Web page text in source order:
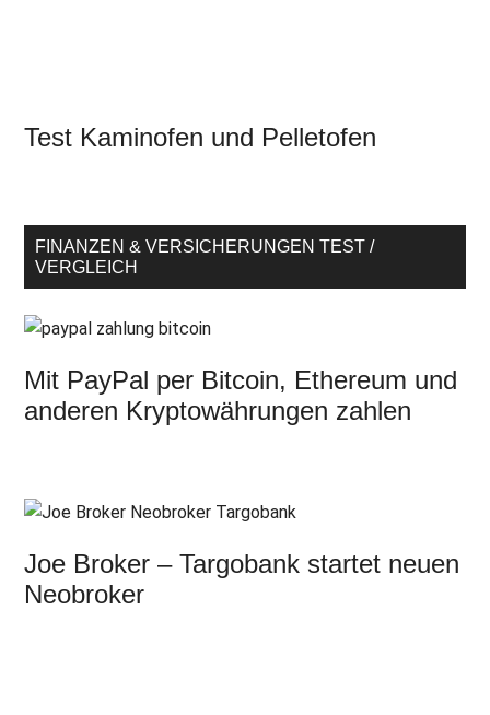
Test Kaminofen und Pelletofen
FINANZEN & VERSICHERUNGEN TEST /
VERGLEICH
Mit PayPal per Bitcoin, Ethereum und
anderen Kryptowährungen zahlen
Joe Broker – Targobank startet neuen
Neobroker